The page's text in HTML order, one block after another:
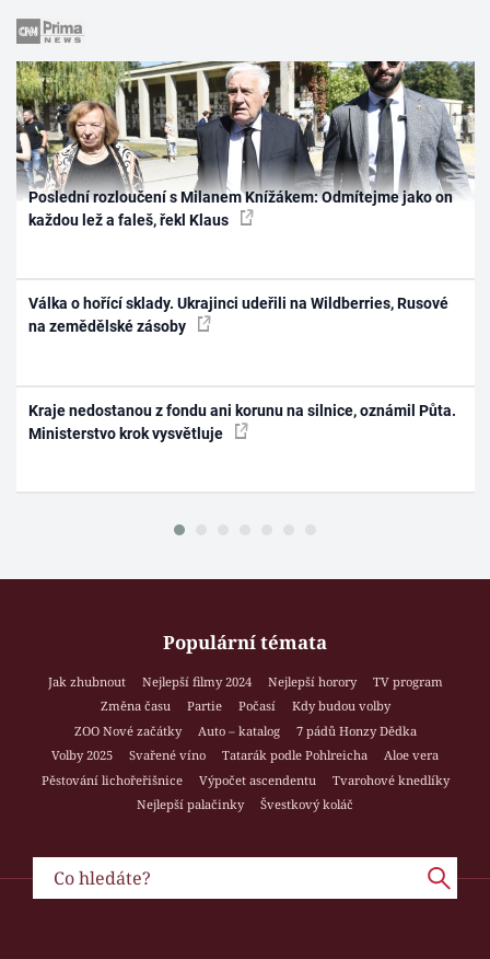
Poslední rozloučení s Milanem Knížákem: Odmítejme jako on
každou lež a faleš, řekl Klaus
Válka o hořící sklady. Ukrajinci udeřili na Wildberries, Rusové
na zemědělské zásoby
Kraje nedostanou z fondu ani korunu na silnice, oznámil Půta.
Ministerstvo krok vysvětluje
Populární témata
Jak zhubnout Nejlepší filmy 2024 Nejlepší horory
TV program
Změna času
Partie Počasí
Kdy budou volby
ZOO Nové začátky
Auto – katalog
7 pádů Honzy Dědka
Volby 2025
Svařené víno Tatarák podle Pohlreicha
Aloe vera
Pěstování lichořeřišnice
Výpočet ascendentu
Tvarohové knedlíky
Nejlepší palačinky
Švestkový koláč